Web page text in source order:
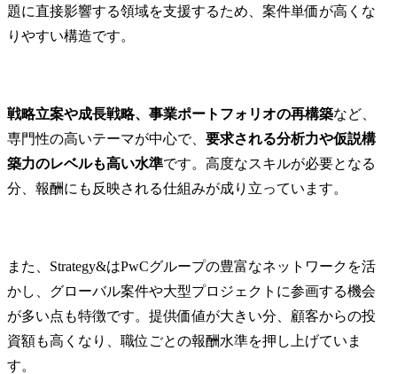
題に直接影響する領域を支援するため、案件単価が高くな
りやすい構造です。
戦略立案や成長戦略、事業ポートフォリオの再構築など、
専門性の高いテーマが中心で、 要求される分析力や仮説構
築力のレベルも高い水準です。高度なスキルが必要となる
分、報酬にも反映される仕組みが成り立っています。
また、Strategy&はPwCグループの豊富なネットワークを活
かし、グローバル案件や大型プロジェクトに参画する機会
が多い点も特徴です。提供価値が大きい分、顧客からの投
資額も高くなり、職位ごとの報酬水準を押し上げていま
す。